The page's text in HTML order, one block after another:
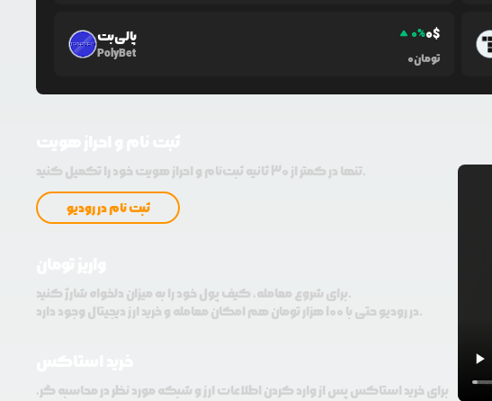
پالی‌بت
PolyBet
0%0$
0تومان
تنها در کمتر از 30 ثانیه ثبت‌نام و احراز هویت خود را تکمیل کنید.
ثبت نام در رودیو
برای شروع معامله، کیف پول خود را به میزان دلخواه شارژ کنید.
در رودیو حتی با 100 هزار تومان هم امکان معامله و خرید ارز دیجیتال وجود دارد.
برای خرید استاکس پس از وارد کردن اطلاعات ارز و شبکه مورد نظر در محاسبه گر،